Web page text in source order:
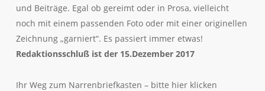
und Beiträge. Egal ob gereimt oder in Prosa, vielleicht
noch mit einem passenden Foto oder mit einer originellen
Zeichnung „garniert“. Es passiert immer etwas!
Redaktionsschluß ist der 15.Dezember 2017
Ihr Weg zum Narrenbriefkasten – bitte hier klicken